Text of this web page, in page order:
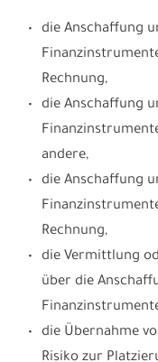
die Anschaffung
Rechnung,
die Anschaffung
andere,
die Anschaffung
Rechnung,
die Vermittlung
über die
die Übernahme
Risiko zur